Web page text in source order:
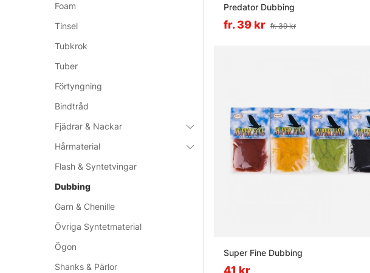
Foam
Tinsel
Tubkrok
Tuber
Förtyngning
Bindtråd
Fjädrar & Nackar
Hårmaterial
Flash & Syntetvingar
Dubbing
Garn & Chenille
Övriga Syntetmaterial
Ögon
Shanks & Pärlor
Predator Dubbing
fr. 39 kr fr. 39 kr
Super Fine Dubbing
41 kr